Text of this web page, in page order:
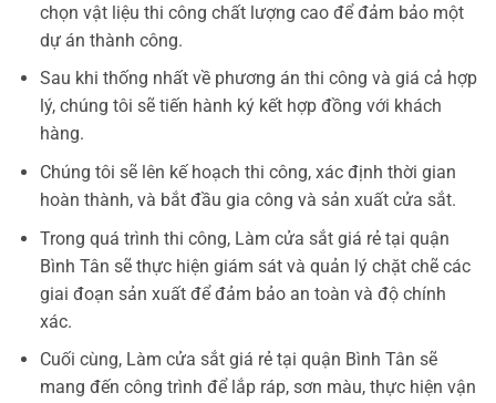
chọn vật liệu thi công chất lượng cao để đảm bảo một
dự án thành công.
Sau khi thống nhất về phương án thi công và giá cả hợp
lý, chúng tôi sẽ tiến hành ký kết hợp đồng với khách
hàng.
Chúng tôi sẽ lên kế hoạch thi công, xác định thời gian
hoàn thành, và bắt đầu gia công và sản xuất cửa sắt.
Trong quá trình thi công, Làm cửa sắt giá rẻ tại quận
Bình Tân sẽ thực hiện giám sát và quản lý chặt chẽ các
giai đoạn sản xuất để đảm bảo an toàn và độ chính
xác.
Cuối cùng, Làm cửa sắt giá rẻ tại quận Bình Tân sẽ
mang đến công trình để lắp ráp, sơn màu, thực hiện vận